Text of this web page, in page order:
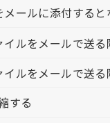
ールに添付する
ルをメールで送る
ルをメールで送る
する